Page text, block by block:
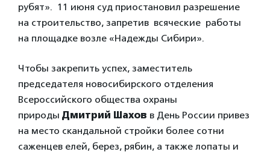
рубят». 11 июня суд приостановил разрешение
на строительство, запретив всяческие работы
на площадке возле «Надежды Сибири».
Чтобы закрепить успех, заместитель
председателя новосибирского отделения
Всероссийского общества охраны
природы Дмитрий Шахов в День России привез
на место скандальной стройки более сотни
саженцев елей, берез, рябин, а также лопаты и